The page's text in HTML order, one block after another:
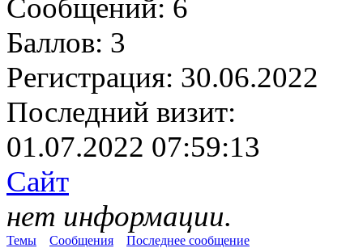
Сообщений: 6
Баллов: 3
Регистрация: 30.06.2022
Последний визит:
01.07.2022 07:59:13
Сайт
нет информации.
Темы Сообщения Последнее сообщение